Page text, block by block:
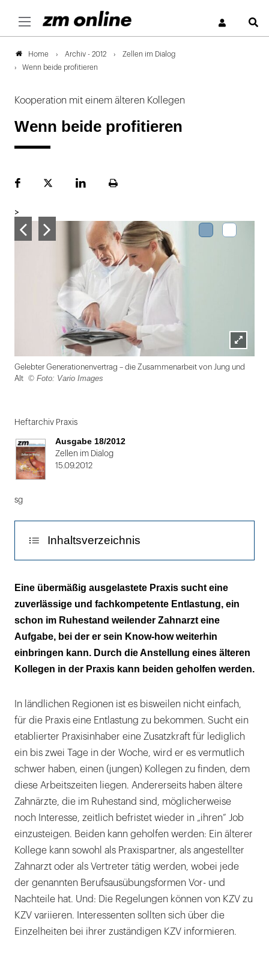
Home Archiv - 2012
Zellen im Dialog
Wenn beide profitieren
Kooperation mit einem älteren Kollegen
Wenn beide profitieren
FacebookPlattformLinekdInSeite
>
Lightbox
öffnen
Gelebter Generationenvertrag – die Zusammenarbeit von Jung und
Alt
© Foto: Vario Images
1
von
2
Heftarchiv Praxis
Ausgabe 18/2012
Zellen im Dialog
15.09.2012
sg
Inhaltsverzeichnis
Der Praxispartner
Angestellter Zahnarzt
Versicherungsfragen
Kollege als Vertretung
Eine übermäßig ausgelastete Praxis sucht eine
zuverlässige und fachkompetente Entlastung, ein
schon im Ruhestand weilender Zahnarzt eine
Aufgabe, bei der er sein Know-how weiterhin
einbringen kann. Durch die Anstellung eines älteren
Kollegen in der Praxis kann beiden geholfen werden.
In ländlichen Regionen ist es bisweilen nicht einfach,
für die Praxis eine Entlastung zu bekommen. Sucht ein
etablierter Praxisinhaber eine Zusatzkraft für lediglich
ein bis zwei Tage in der Woche, wird er es vermutlich
schwer haben, einen (jungen) Kollegen zu finden, dem
diese Arbeitszeiten liegen. Andererseits haben ältere
Zahnärzte, die im Ruhestand sind, möglicherweise
noch Interesse, zeitlich befristet wieder in „ihren“ Job
einzusteigen. Beiden kann geholfen werden: Ein älterer
Kollege kann sowohl als Praxispartner, als angestellter
Zahnarzt oder als Vertreter tätig werden, wobei jede
der genannten Berufsausübungsformen Vor- und
Nachteile hat. Und: Die Regelungen können von KZV zu
KZV variieren. Interessenten sollten sich über die
Einzelheiten bei ihrer zuständigen KZV informieren.